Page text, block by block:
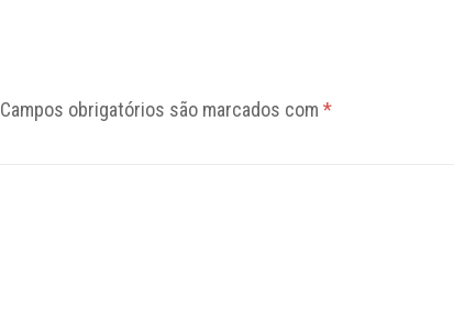
Campos obrigatórios são marcados com *